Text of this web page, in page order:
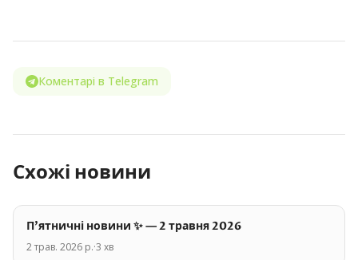
Коментарі в Telegram
Схожі новини
П'ятничні новини ✨ — 2 травня 2026
2 трав. 2026 р.·3 хв